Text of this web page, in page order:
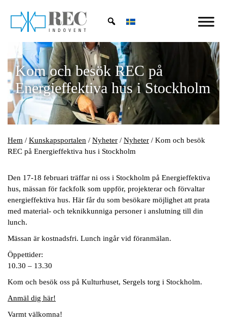
Kom och besök REC på
Energieffektiva hus i Stockholm
Hem / Kunskapsportalen / Nyheter / Nyheter / Kom och besök
REC på Energieffektiva hus i Stockholm
Den 17-18 februari träffar ni oss i Stockholm på Energieffektiva
hus, mässan för fackfolk som uppför, projekterar och förvaltar
energieffektiva hus. Här får du som besökare möjlighet att prata
med material- och teknikkunniga personer i anslutning till din
lunch.
Mässan är kostnadsfri. Lunch ingår vid föranmälan.
Öppettider:
10.30 – 13.30
Kom och besök oss på Kulturhuset, Sergels torg i Stockholm.
Anmäl dig här!
Varmt välkomna!